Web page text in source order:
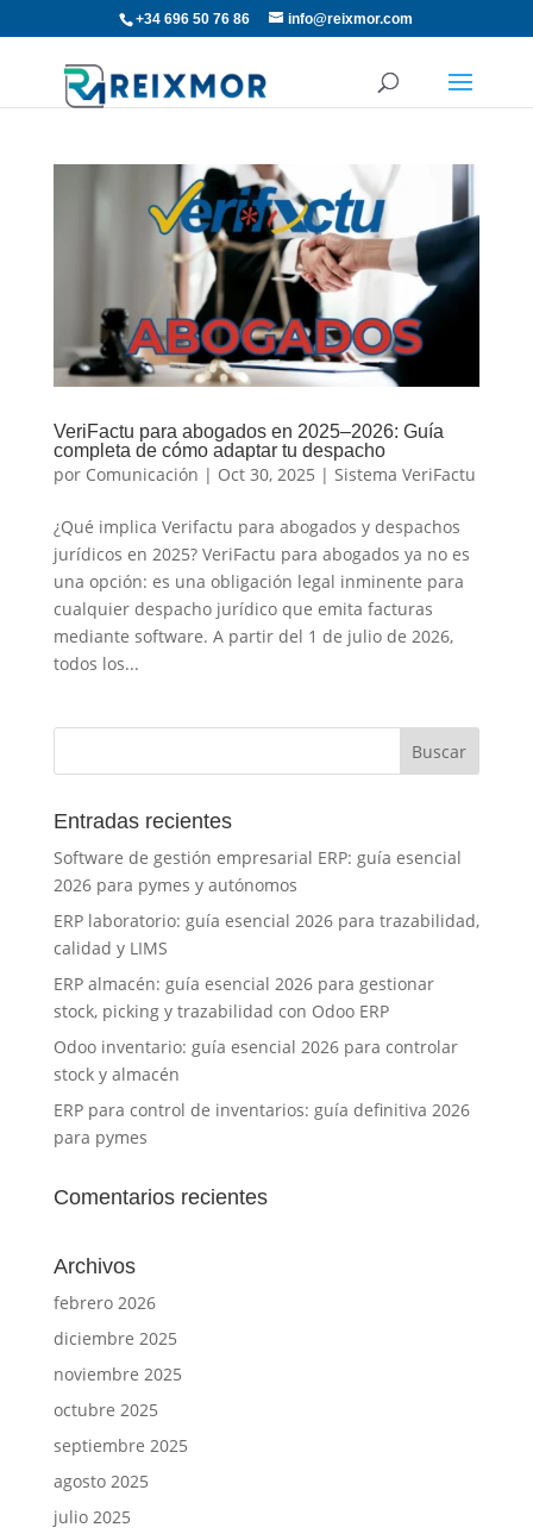
+34 696 50 76 86 info@reixmor.com
VeriFactu para abogados en 2025–2026: Guía
completa de cómo adaptar tu despacho
por Comunicación | Oct 30, 2025 | Sistema VeriFactu
¿Qué implica Verifactu para abogados y despachos
jurídicos en 2025? VeriFactu para abogados ya no es
una opción: es una obligación legal inminente para
cualquier despacho jurídico que emita facturas
mediante software. A partir del 1 de julio de 2026,
todos los...
Entradas recientes
Software de gestión empresarial ERP: guía esencial
2026 para pymes y autónomos
ERP laboratorio: guía esencial 2026 para trazabilidad,
calidad y LIMS
ERP almacén: guía esencial 2026 para gestionar
stock, picking y trazabilidad con Odoo ERP
Odoo inventario: guía esencial 2026 para controlar
stock y almacén
ERP para control de inventarios: guía definitiva 2026
para pymes
Comentarios recientes
Archivos
febrero 2026
diciembre 2025
noviembre 2025
octubre 2025
septiembre 2025
agosto 2025
julio 2025